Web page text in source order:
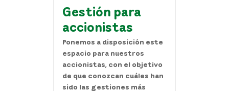
Gestión para
accionistas
Ponemos a disposición este
espacio para nuestros
accionistas, con el objetivo
de que conozcan cuáles han
sido las gestiones más